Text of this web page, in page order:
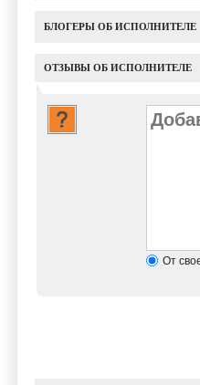
БЛОГЕРЫ ОБ ИСПОЛНИТЕЛЕ
ОТЗЫВЫ ОБ ИСПОЛНИТЕЛЕ
От